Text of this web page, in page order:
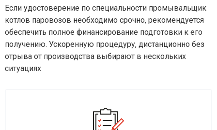
Если удостоверение по специальности промывальщик
котлов паровозов необходимо срочно, рекомендуется
обеспечить полное финансирование подготовки к его
получению. Ускоренную процедуру, дистанционно без
отрыва от производства выбирают в нескольких
ситуациях